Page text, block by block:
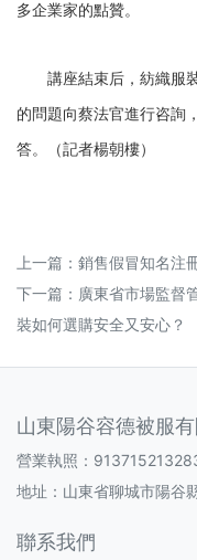
多企業家的點贊。
講座結束后，紡織服裝
的問題向蔡法官進行咨詢
答。（記者楊朝樓）
上一篇： 銷售假冒知名注
下一篇： 廣東省市場監督
裝如何選購安全又安心？
山東陽谷容德被服
營業執照：
地址：山東省聊城市陽谷
聯系我們